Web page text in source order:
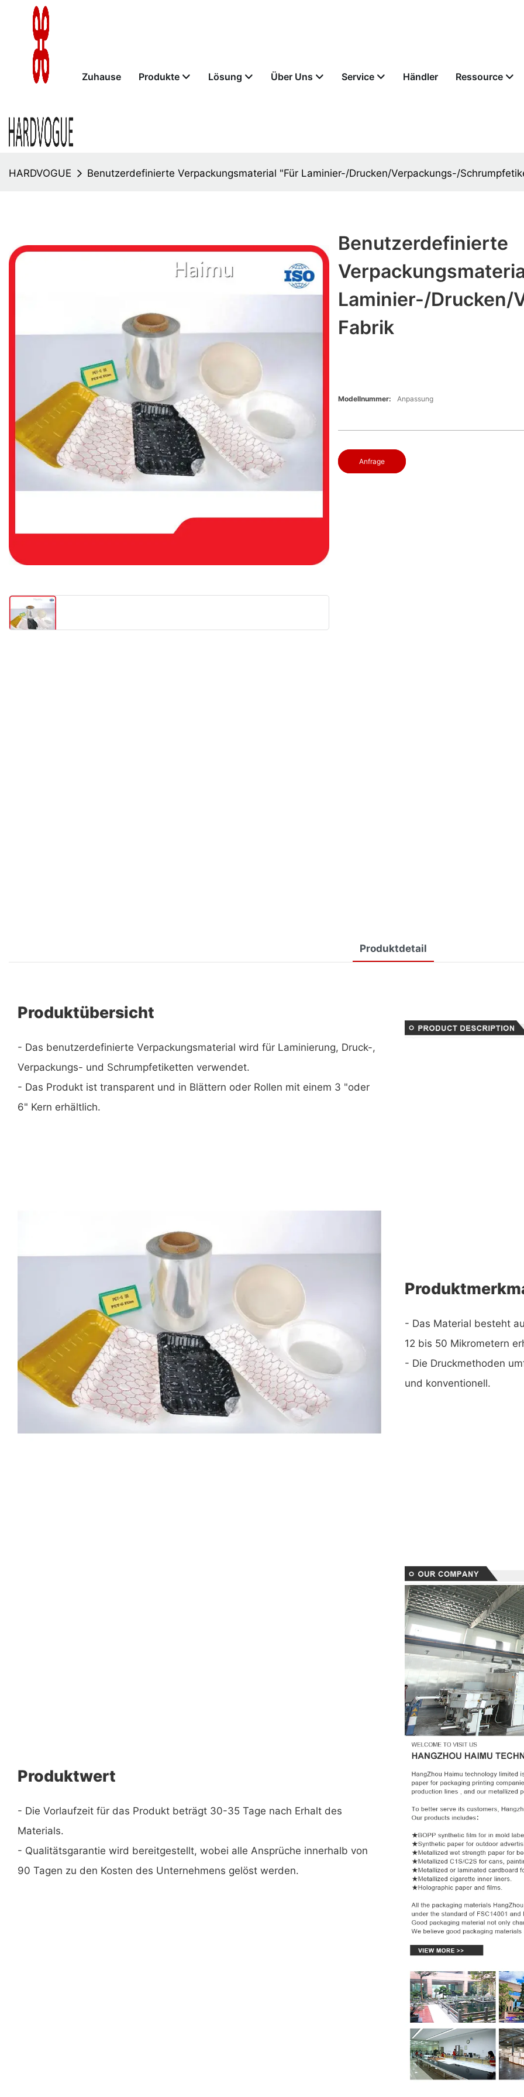
Zuhause Produkte Lösung Über Uns Service Händler Ressource
HARDVOGUE Benutzerdefinierte Verpackungsmaterial "Für Laminier-/Drucken/Verpackungs-/
Benutzerdefinierte
Laminier-/Drucken/
Fabrik
Modellnummer: Anpassung
Anfrage
Produktdetail
Produktübersicht
- Das benutzerdefinierte Verpackungsmaterial wird für Laminierung, Druck-,
Verpackungs- und Schrumpfetiketten verwendet.
- Das Produkt ist transparent und in Blättern oder Rollen mit einem 3 "oder
6" Kern erhältlich.
- Das Material besteht
12 bis 50 Mikrometern
- Die Druckmethoden
und konventionell.
Produktwert
- Die Vorlaufzeit für das Produkt beträgt 30-35 Tage nach Erhalt des
Materials.
- Qualitätsgarantie wird bereitgestellt, wobei alle Ansprüche innerhalb von
90 Tagen zu den Kosten des Unternehmens gelöst werden.